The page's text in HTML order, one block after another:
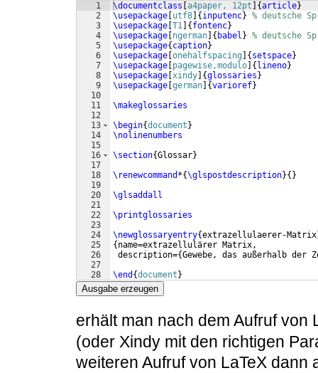
1
2
3
4
5
6
7
8
9
10
11
12
13
14
15
16
17
18
19
20
21
22
23
24
25
26
27
28
\documentclass a4paper, 12pt {article}
\usepackage utf8 { inputenc} % deutsche
\usepackage T1 { fontenc}
\usepackage ngerman { babel } % deutsche
\usepackage{ caption}
\usepackage onehalfspacing { setspace}
\usepackage pagewise,modulo { lineno}
\usepackage xindy {glossaries }
\usepackage german {varioref}
\makeglossaries
\begin{document }
\nolinenumbers
\section{Glossar}
\renewcommand *{\glspostdescription}{ }
\glsaddall
\printglossaries
\newglossaryentry{extrazellulaerer-Matrix
{ name=extrazellulärer Matrix,
description={Gewebe, das außerhalb
\end {document }
Ausgabe erzeugen
erhält man nach dem Aufruf von
(oder Xindy mit den richtigen
weiteren Aufruf von LaTeX dann